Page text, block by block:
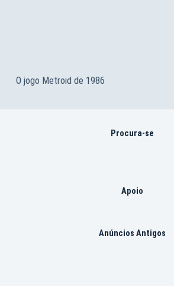
O jogo Metroid de 1986
Procura-se
Apoio
Anúncios Antigos